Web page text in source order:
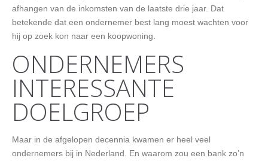
afhangen van de inkomsten van de laatste drie jaar. Dat
betekende dat een ondernemer best lang moest wachten voor
hij op zoek kon naar een koopwoning.
ONDERNEMERS
INTERESSANTE
DOELGROEP
Maar in de afgelopen decennia kwamen er heel veel
ondernemers bij in Nederland. En waarom zou een bank zo’n